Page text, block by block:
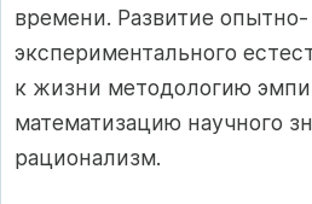
времени. Развитие опытно-
экспериментального
к жизни методологию
математизацию научного
рационализм.